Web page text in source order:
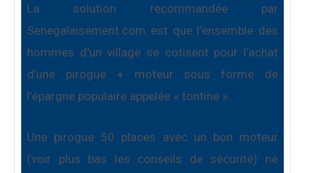
La solution recommandée par
Senegalaisement.com est que l’ensemble des
hommes d’un village se cotisent pour l’achat
d’une pirogue + moteur sous forme de
l’épargne populaire appelée « tontine ».
Une pirogue 50 places avec un bon moteur
(voir plus bas les conseils de sécurité) ne